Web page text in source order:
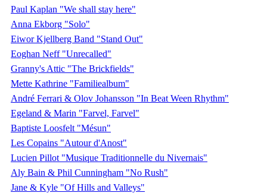
Paul Kaplan "We shall stay here"
Anna Ekborg "Solo"
Eiwor Kjellberg Band "Stand Out"
Eoghan Neff "Unrecalled"
Granny's Attic "The Brickfields"
Mette Kathrine "Familiealbum"
André Ferrari & Olov Johansson "In Beat Ween Rhythm"
Egeland & Marin "Farvel, Farvel"
Baptiste Loosfelt "Mésun"
Les Copains "Autour d'Anost"
Lucien Pillot "Musique Traditionnelle du Nivernais"
Aly Bain & Phil Cunningham "No Rush"
Jane & Kyle "Of Hills and Valleys"